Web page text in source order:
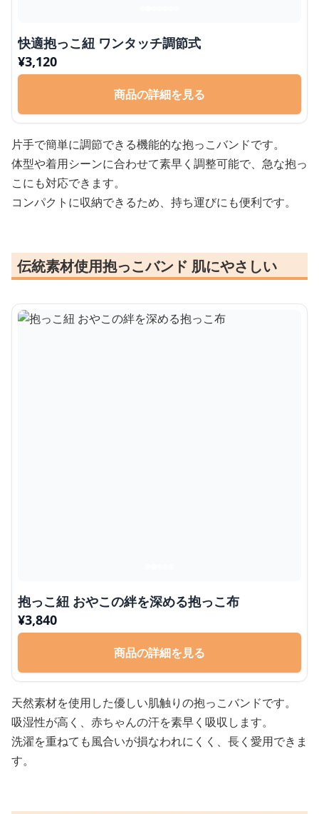
快適抱っこ紐 ワンタッチ調節式
¥3,120
商品の詳細を見る
片手で簡単に調節できる機能的な抱っこバンドです。
体型や着用シーンに合わせて素早く調整可能で、急な抱っ
こにも対応できます。
コンパクトに収納できるため、持ち運びにも便利です。
伝統素材使用抱っこバンド 肌にやさしい
抱っこ紐 おやこの絆を深める抱っこ布
¥3,840
商品の詳細を見る
天然素材を使用した優しい肌触りの抱っこバンドです。
吸湿性が高く、赤ちゃんの汗を素早く吸収します。
洗濯を重ねても風合いが損なわれにくく、長く愛用できま
す。